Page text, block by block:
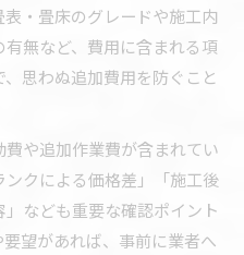
・畳床のグレードや施工内
無など、費用に含まれる項
思わぬ追加費用を防ぐこと
や追加作業費が含まれてい
クによる価格差」「施工後
なども重要な確認ポイント
望があれば、事前に業者へ